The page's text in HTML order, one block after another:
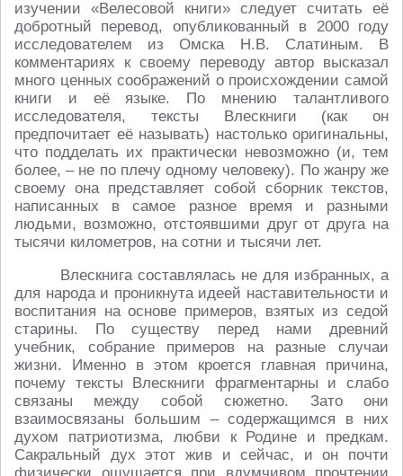
изучении «Велесовой книги» следует считать её
добротный перевод, опубликованный в 2000 году
исследователем из Омска Н.В. Слатиным. В
комментариях к своему переводу автор высказал
много ценных соображений о происхождении самой
книги и её языке. По мнению талантливого
исследователя, тексты Влескниги (как он
предпочитает её называть) настолько оригинальны,
что подделать их практически невозможно (и, тем
более, – не по плечу одному человеку). По жанру же
своему она представляет собой сборник текстов,
написанных в самое разное время и разными
людьми, возможно, отстоявшими друг от друга на
тысячи километров, на сотни и тысячи лет.
Влескнига составлялась не для избранных, а
для народа и проникнута идеей наставительности и
воспитания на основе примеров, взятых из седой
старины. По существу перед нами древний
учебник, собрание примеров на разные случаи
жизни. Именно в этом кроется главная причина,
почему тексты Влескниги фрагментарны и слабо
связаны между собой сюжетно. Зато они
взаимосвязаны большим – содержащимся в них
духом патриотизма, любви к Родине и предкам.
Сакральный дух этот жив и сейчас, и он почти